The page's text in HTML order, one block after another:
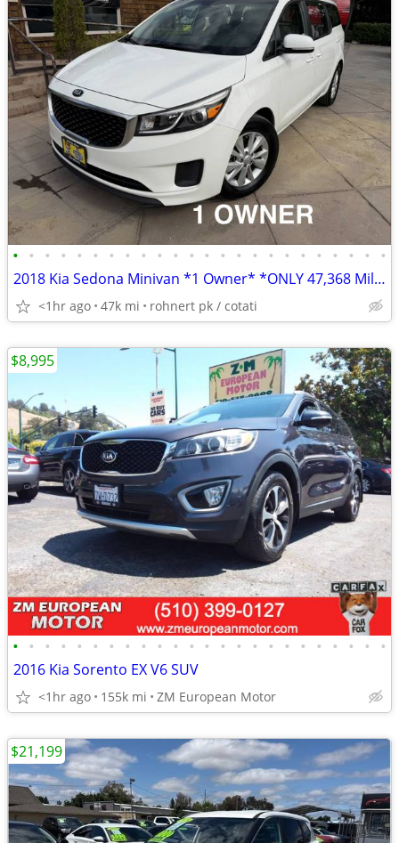
• • • • • • • • • • • • • • • • • • • • • • • •
2018 Kia Sedona Minivan *1 Owner* *ONLY 47,368 Miles*
<1hr ago 47k mi rohnert pk / cotati
• • • • • • • • • • • • • • • • • • • • • • • •
2016 Kia Sorento EX V6 SUV
<1hr ago 155k mi ZM European Motor
$8,995
$21,199